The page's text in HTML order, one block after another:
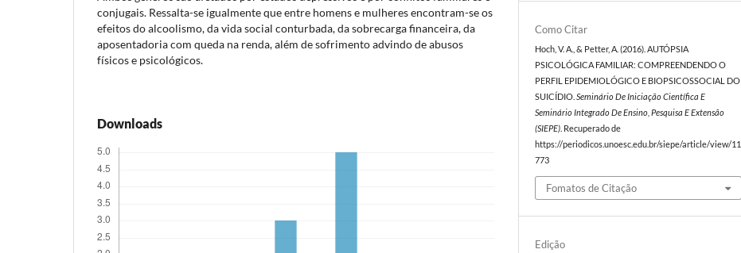
conjugais. Ressalta-se igualmente que entre homens e mulheres encontram-se os
efeitos do alcoolismo, da vida social conturbada, da sobrecarga financeira, da
aposentadoria com queda na renda, além de sofrimento advindo de abusos
físicos e psicológicos.
Downloads
Como Citar
Hoch, V. A., & Petter, A. (2016). AUTÓPSIA
PSICOLÓGICA FAMILIAR: COMPREENDENDO O
PERFIL EPIDEMIOLÓGICO E BIOPSICOSSOCIAL DO
SUICÍDIO.Seminário De Iniciação Científica E
Seminário Integrado De Ensino, Pesquisa E Extensão
(SIEPE) . Recuperado de
https://periodicos.unoesc.edu.br/siepe/article/view/11
773
Fomatos de Citação
Edição